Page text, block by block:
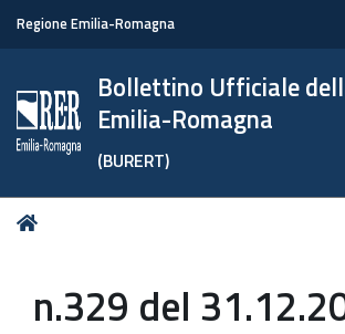
Regione Emilia-Romagna
Bollettino Ufficiale
Emilia-Romagna
(BURERT)
Tu
n.329 del